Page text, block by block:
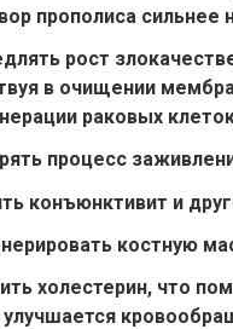
прополиса сильнее
рост
в очищении
раковых
процесс
конъюнктивит и
костную
холестерин, что
улучшается